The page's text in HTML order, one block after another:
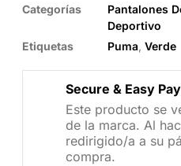
Categorías
Pantalones
Deportivo
Etiquetas
Puma Verde
Secure & Easy
Este producto se
de la marca. Al
redirigido/a a su
compra.